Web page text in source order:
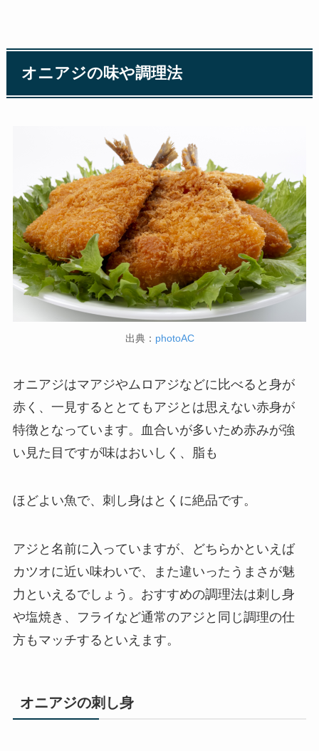
オニアジの味や調理法
出典： photoAC
オニアジはマアジやムロアジなどに比べると身が
赤く、一見するととてもアジとは思えない赤身が
特徴となっています。血合いが多いため赤みが強
い見た目ですが味はおいしく、脂も
ほどよい魚で、刺し身はとくに絶品です。
アジと名前に入っていますが、どちらかといえば
カツオに近い味わいで、また違いったうまさが魅
力といえるでしょう。おすすめの調理法は刺し身
や塩焼き、フライなど通常のアジと同じ調理の仕
方もマッチするといえます。
オニアジの刺し身